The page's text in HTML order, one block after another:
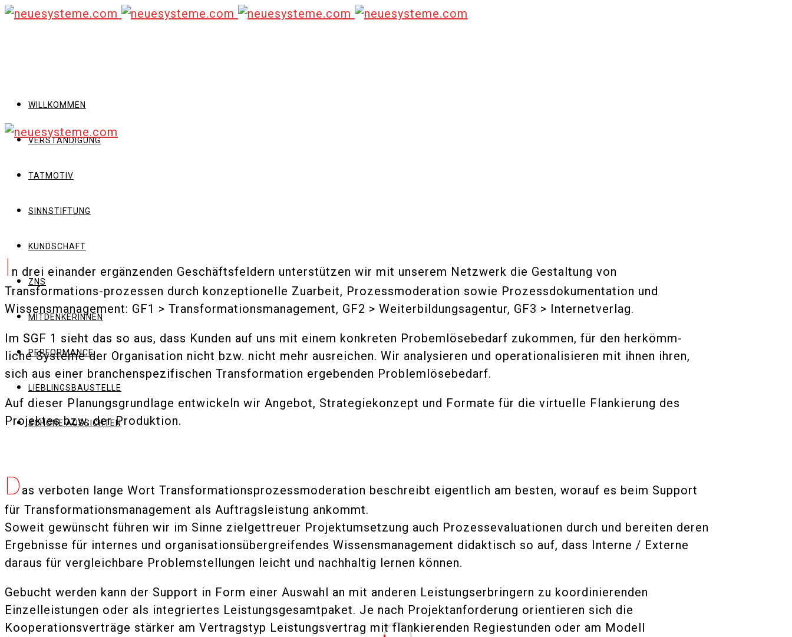
WILLKOMMEN
VERSTÄNDIGUNG
TATMOTIV
SINNSTIFTUNG
KUNDSCHAFT
ZNS
MITDENKERINNEN
PERFORMANCE
LIEBLINGSBAUSTELLE
SCHÖNE AUSSICHTEN
I n drei einander ergänzenden Geschäftsfeldern unterstützen wir mit unserem Netzwerk die Gestaltung von
Transformations-prozessen durch konzeptionelle Zuarbeit, Prozessmoderation sowie Prozessdokumentation und
Wissensmanagement: GF1 > Transformationsmanagement, GF2 > Weiterbildungsagentur, GF3 > Internetverlag.
Im SGF 1 sieht das so aus, dass Kunden auf uns mit einem konkreten Probemlösebedarf zukommen, für den herkömm-
liche Systeme der Organisation nicht bzw. nicht mehr ausreichen. Wir analysieren und operationalisieren mit ihnen ihren,
sich aus einer branchenspezifischen Transformation ergebenden Problemlösebedarf.
Auf dieser Planungsgrundlage entwickeln wir Angebot, Strategiekonzept und Formate für die virtuelle Flankierung des
Projektes bzw. der Produktion.
D as verboten lange Wort Transformationsprozessmoderation beschreibt eigentlich am besten, worauf es beim Support
für Transformationsmanagement als Auftragsleistung ankommt.
Soweit gewünscht führen wir im Sinne zielgettreuer Projektumsetzung auch Prozessevaluationen durch und bereiten deren
Ergebnisse für internes und organisationsübergreifendes Wissensmanagement didaktisch so auf, dass Interne / Externe
daraus für vergleichbare Problemstellungen leicht und nachhaltig lernen können.
Gebucht werden kann der Support in Form einer Auswahl an mit anderen Leistungserbringern zu koordinierenden
Einzelleistungen oder als integriertes Leistungsgesamtpaket. Je nach Projektanforderung orientieren sich die
Kooperationsverträge stärker am Vertragstyp Leistungsvertrag mit flankierenden Regiestunden oder am Modell